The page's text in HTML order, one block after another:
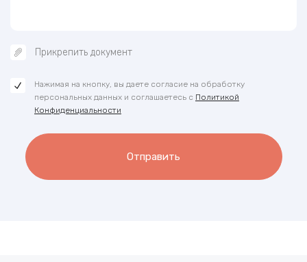
Нажимая на кнопку, вы даете согласие на обработку
персональных данных и соглашаетесь с Политикой
Конфиденциальности
Отправить
Прикрепить документ